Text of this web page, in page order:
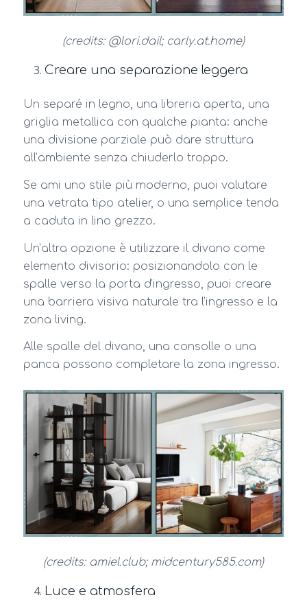
(credits: @lori.dail; carly.at.home)
Creare una separazione leggera
Un separé in legno, una libreria aperta, una
griglia metallica con qualche pianta: anche
una divisione parziale può dare struttura
all’ambiente senza chiuderlo troppo.
Se ami uno stile più moderno, puoi valutare
una vetrata tipo atelier, o una semplice tenda
a caduta in lino grezzo.
Un’altra opzione è utilizzare il divano come
elemento divisorio: posizionandolo con le
spalle verso la porta d’ingresso, puoi creare
una barriera visiva naturale tra l’ingresso e la
zona living.
Alle spalle del divano, una consolle o una
panca possono completare la zona ingresso.
(credits: amiel.club; midcentury585.com)
Luce e atmosfera